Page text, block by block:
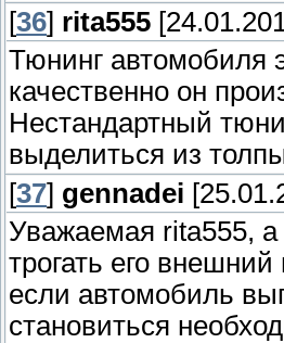
[36] rita555
Тюнинг автомобиля
качественно он
Нестандартный
выделиться из
[37] gennadei
Уважаемая rita555,
трогать его
если автомобиль
становиться